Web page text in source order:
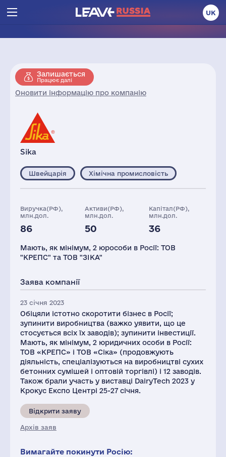
UK
Залишається
Працює далі
Оновити інформацію про компанію
Sika
Швейцарія Хімічна промисловість
Виручка(РФ),
млн.дол.
86
Активи(РФ),
млн.дол.
50
Капітал(РФ),
млн.дол.
36
млн.дол.
9644 12
2021
7
Мають, як мінімум, 2 юрособи в Росії: ТОВ
"КРЕПС" та ТОВ "ЗІКА"
Заява компанії
23 січня 2023
Обіцяли істотно скоротити бізнес в Росії;
зупинити виробництва (важко уявити, що це
стосується всіх їх заводів); зупинити інвестиції.
Мають, як мінімум, 2 юридичних особи в Росії:
ТОВ «КРЕПС» і ТОВ «Сіка» (продовжують
діяльність, спеціалізуються на виробництві сухих
бетонних сумішей і оптовій торгівлі) і 12 заводів.
Також брали участь у виставці DairyTech 2023 у
Крокус Експо Центрі 25-27 січня.
Відкрити заяву
Архів заяв
Вимагайте покинути Росію: